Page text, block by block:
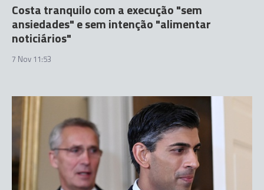
Costa tranquilo com a execução "sem
ansiedades" e sem intenção "alimentar
noticiários"
7 Nov 11:53